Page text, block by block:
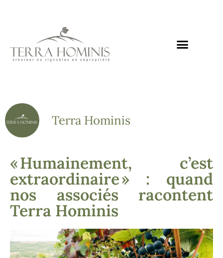
Terra Hominis
« Humainement, c’est
extraordinaire » : quand
nos associés racontent
Terra Hominis